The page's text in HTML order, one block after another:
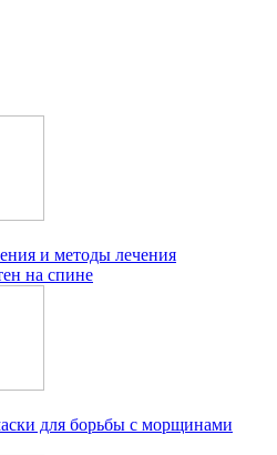
и методы лечения
на спине
для борьбы с морщинами